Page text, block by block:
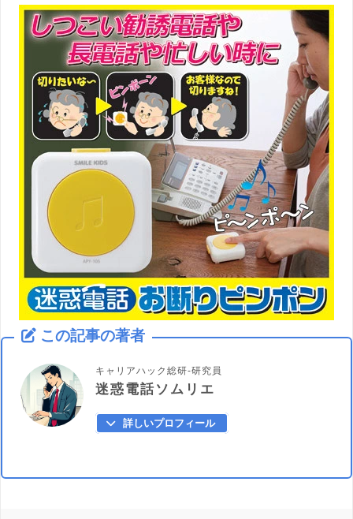
この記事の著者
キャリアハック総研-研究員
迷惑電話ソムリエ
詳しいプロフィール